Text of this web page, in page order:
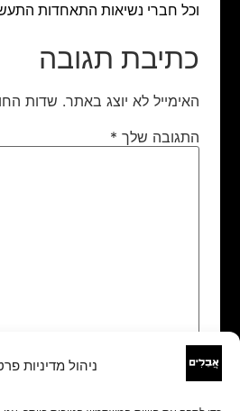
ניהול מדיניות
וכל חברי נשיאות התאחדות
כתיבת תגובה
האימייל לא יוצג באתר. שדות
התגובה שלך *
שם